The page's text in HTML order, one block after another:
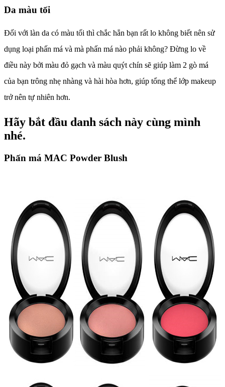
Da màu tối
Đối với làn da có màu tối thì chắc hẳn bạn rất lo không biết nên sử
dụng loại phấn má và mà phấn má nào phải không? Đừng lo về
điều này bởi màu đỏ gạch và màu quýt chín sẽ giúp làm 2 gò má
của bạn trông nhẹ nhàng và hài hòa hơn, giúp tổng thể lớp makeup
trở nên tự nhiên hơn.
Hãy bắt đầu danh sách này cùng mình
nhé.
Phấn má MAC Powder Blush